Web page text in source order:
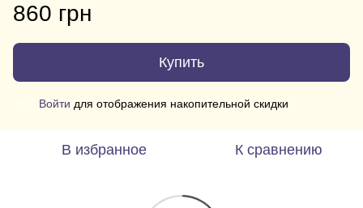
860 грн
Купить
Войти для отображения накопительной скидки
В избранное К сравнению